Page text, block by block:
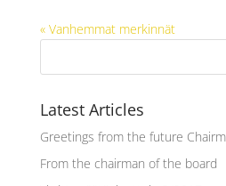
« Vanhemmat merkinnät
Latest Articles
Greetings from the future
From the chairman of the board